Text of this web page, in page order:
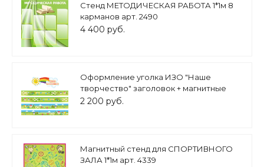
Стенд МЕТОДИЧЕСКАЯ РАБОТА 1*1м 8
карманов арт. 2490
4 400 руб.
Оформление уголка ИЗО "Наше
творчество" заголовок + магнитные
ленты арт.МАГ1187
2 200 руб.
Магнитный стенд для СПОРТИВНОГО
ЗАЛА 1*1м арт. 4339